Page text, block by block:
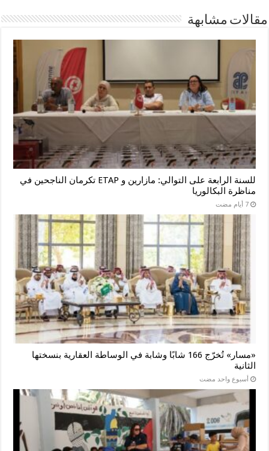
مقالات مشابهة
للسنة الرابعة على التوالي: مازارين و ETAP تكرمان الناجحين في
مناظرة البكالوريا
‏7 أيام مضت
«مسار» تُخرّج 166 شابًا وشابة في الوساطة العقارية بنسختها
الثانية
‏أسبوع واحد مضت